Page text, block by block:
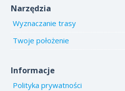
Narzędzia
Wyznaczanie trasy
Twoje położenie
Informacje
Polityka prywatności